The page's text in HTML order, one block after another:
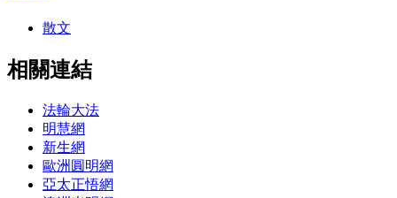
散文
相關連結
法輪大法
明慧網
新生網
歐洲圓明網
亞太正悟網